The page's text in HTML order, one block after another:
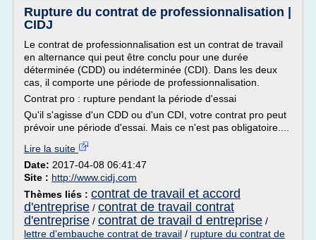
Rupture du contrat de professionnalisation |
CIDJ
Le contrat de professionnalisation est un contrat de travail
en alternance qui peut être conclu pour une durée
déterminée (CDD) ou indéterminée (CDI). Dans les deux
cas, il comporte une période de professionnalisation.
Contrat pro : rupture pendant la période d'essai
Qu'il s'agisse d'un CDD ou d'un CDI, votre contrat pro peut
prévoir une période d'essai. Mais ce n'est pas obligatoire....
Lire la suite
Date: 2017-04-08 06:41:47
Site : http://www.cidj.com
Thèmes liés : contrat de travail et accord
d'entreprise / contrat de travail contrat
d'entreprise / contrat de travail d entreprise /
lettre d'embauche contrat de travail / rupture du contrat de